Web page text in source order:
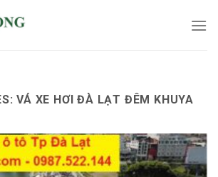
VÁ XE HƠI ĐÀ LẠT ĐÊM KHUYA